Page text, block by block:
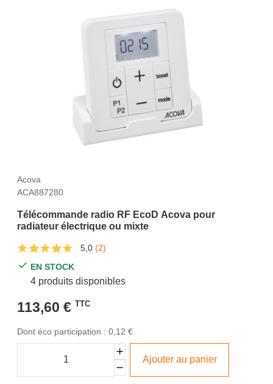
Acova
ACA887280
Télécommande radio RF EcoD Acova pour
radiateur électrique ou mixte
5,0 (2)
EN STOCK
4 produits disponibles
113,60 € TTC
Dont éco participation : 0,12 €
Ajouter au panier